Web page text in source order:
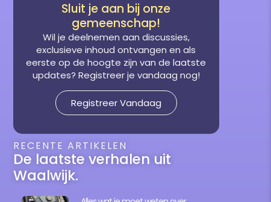
Sluit je aan bij onze
gemeenschap!
Wil je deelnemen aan discussies,
exclusieve inhoud ontvangen en als
eerste op de hoogte zijn van de laatste
updates? Registreer je vandaag nog!
Registreer Vandaag
RECENTE ARTIKELEN
De laatste verhalen uit
Waalwijk.